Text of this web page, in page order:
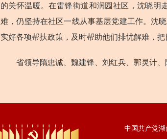
的关怀温暖。在雷锋街道和润园社区，沈晓明
难，仍坚持在社区一线从事基层党建工作。沈
实好各项帮扶政策，及时帮助他们排忧解难，把
省领导隋忠诚、魏建锋、刘红兵、郭灵计、
中国共产党